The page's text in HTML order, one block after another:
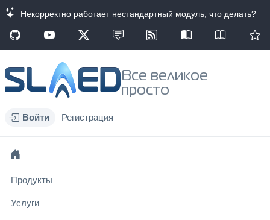
Некорректно работает нестандартный модуль, что делать?
Все великое
просто
Войти Регистрация
Продукты
Услуги